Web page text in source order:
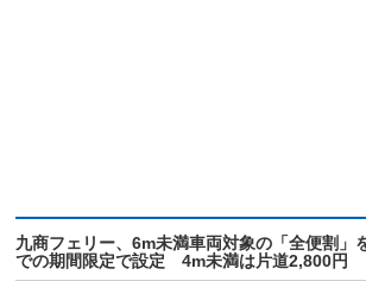
九商フェリー、6m未満車両対象の「全便割」
での期間限定で設定 4m未満は片道2,800円